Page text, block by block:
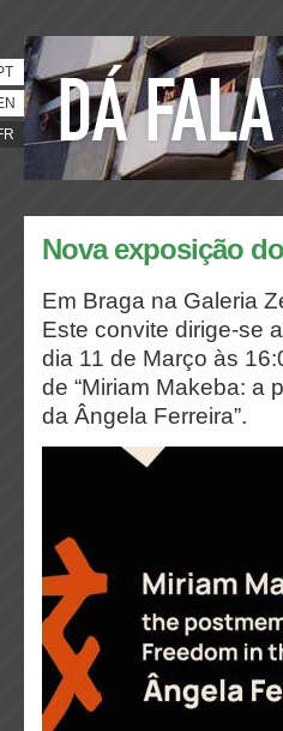
Nova exposição
Em Braga na Galeria
Este convite dirige-se
dia 11 de Março às
de “Miriam Makeba: a
da Ângela Ferreira”.